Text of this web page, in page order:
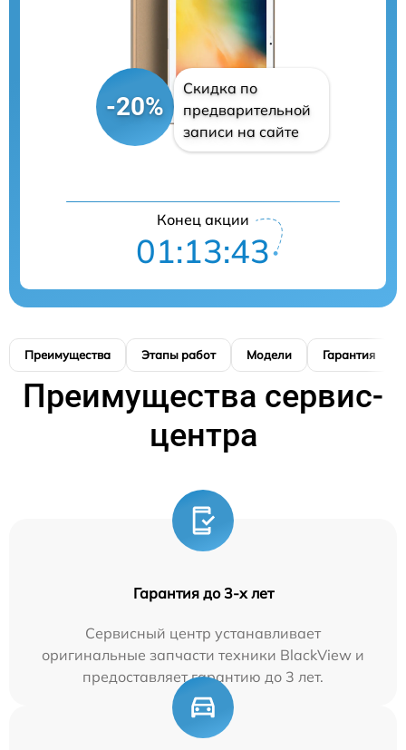
-20%
Скидка по
предварительной
записи на сайте
Конец акции
01:13:42
Преимущества Этапы работ Модели Гарантия
Преимущества сервис-
центра
Гарантия до 3-х лет
Сервисный центр устанавливает
оригинальные запчасти техники BlackView и
предоставляет гарантию до 3 лет.